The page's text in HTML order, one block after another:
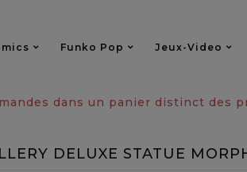
Funko Pop Jeux-Video
dans un panier distinct des
DELUXE STATUE